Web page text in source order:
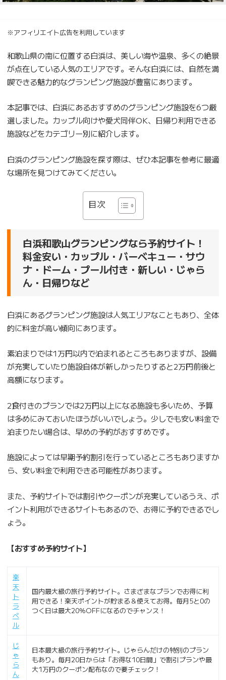
※アフィリエイト広告を利用しています
和歌山県の南に位置する白浜は、美しい海や温泉、多くの絶景
が点在している人気のエリアです。そんな白浜には、自然を満
喫できる魅力的なグランピング施設が豊富にあります。
本記事では、白浜にあるおすすめのグランピング施設を6つ厳
選しました。カップル向けや愛犬同伴OK、日帰り利用できる
施設などをカテゴリー別に紹介します。
白浜のグランピング施設を探す際は、ぜひ本記事を参考に最適
な場所を見つけてみてください。
目次
白浜和歌山グランピングなら予約サイト！
料金安い・カップル・バーベキュー・サウ
ナ・ドーム・プール付き・新しい・じゃら
ん・日帰りなど
白浜にあるグランピング施設は人気エリアなこともあり、全体
的に料金が高い傾向にあります。
素泊まりでは1万円以内で泊まれるところもありますが、設備
が充実していたり施設自体が新しかったりすると2万円前後と
高額になります。
2食付きのプランでは2万円以上になる施設も多いため、予算
は多めにみておいたほうがいいでしょう。少しでも安い料金で
泊まりたい場合は、早めの予約がおすすめです。
施設によっては早期予約割引を行っているところもありますか
ら、安い料金で利用できる可能性があります。
また、予約サイトでは割引やクーポンが充実しているうえ、ポ
イント利用ができるサイトもあるので、お得に予約できるでし
ょう。
【おすすめ予約サイト】
楽
天
ト
ラ
ベ
ル
国内最大級の旅行予約サイト。さまざまなプランでお得に利
用できる！楽天ポイントが貯まる＆使えてお得。毎月5と0の
つく日は最大20％OFFになるのでチャンス！
じ
ゃ
ら
ん
日本最大級の旅行予約サイト。じゃらんだけの特別のプラン
もあり。毎月20日からは「お得な10日間」で割引プランや最
大1万円のクーポン配布なので要チェック！